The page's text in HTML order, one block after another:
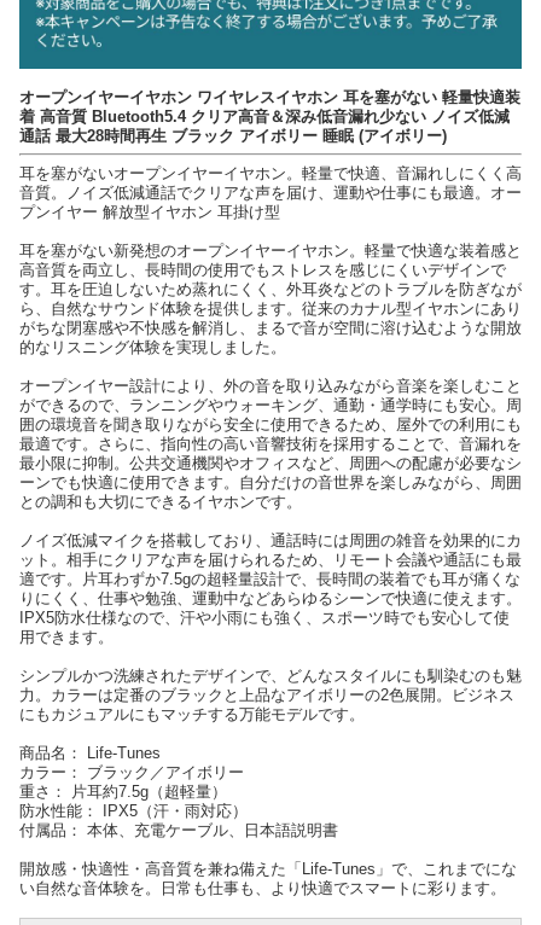
オープンイヤーイヤホン ワイヤレスイヤホン 耳を塞がない 軽量快適装
着 高音質 Bluetooth5.4 クリア高音＆深み低音漏れ少ない ノイズ低減
通話 最大28時間再生 ブラック アイボリー 睡眠 (アイボリー)
耳を塞がないオープンイヤーイヤホン。軽量で快適、音漏れしにくく高
音質。ノイズ低減通話でクリアな声を届け、運動や仕事にも最適。オー
プンイヤー 解放型イヤホン 耳掛け型
耳を塞がない新発想のオープンイヤーイヤホン。軽量で快適な装着感と
高音質を両立し、長時間の使用でもストレスを感じにくいデザインで
す。耳を圧迫しないため蒸れにくく、外耳炎などのトラブルを防ぎなが
ら、自然なサウンド体験を提供します。従来のカナル型イヤホンにあり
がちな閉塞感や不快感を解消し、まるで音が空間に溶け込むような開放
的なリスニング体験を実現しました。
オープンイヤー設計により、外の音を取り込みながら音楽を楽しむこと
ができるので、ランニングやウォーキング、通勤・通学時にも安心。周
囲の環境音を聞き取りながら安全に使用できるため、屋外での利用にも
最適です。さらに、指向性の高い音響技術を採用することで、音漏れを
最小限に抑制。公共交通機関やオフィスなど、周囲への配慮が必要なシ
ーンでも快適に使用できます。自分だけの音世界を楽しみながら、周囲
との調和も大切にできるイヤホンです。
ノイズ低減マイクを搭載しており、通話時には周囲の雑音を効果的にカ
ット。相手にクリアな声を届けられるため、リモート会議や通話にも最
適です。片耳わずか7.5gの超軽量設計で、長時間の装着でも耳が痛くな
りにくく、仕事や勉強、運動中などあらゆるシーンで快適に使えます。
IPX5防水仕様なので、汗や小雨にも強く、スポーツ時でも安心して使
用できます。
シンプルかつ洗練されたデザインで、どんなスタイルにも馴染むのも魅
力。カラーは定番のブラックと上品なアイボリーの2色展開。ビジネス
にもカジュアルにもマッチする万能モデルです。
商品名： Life-Tunes
カラー： ブラック／アイボリー
重さ： 片耳約7.5g（超軽量）
防水性能： IPX5（汗・雨対応）
付属品： 本体、充電ケーブル、日本語説明書
開放感・快適性・高音質を兼ね備えた「Life-Tunes」で、これまでにな
い自然な音体験を。日常も仕事も、より快適でスマートに彩ります。